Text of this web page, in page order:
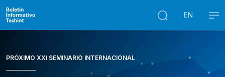
EN
PRÓXIMO XXI SEMINARIO INTERNACIONAL